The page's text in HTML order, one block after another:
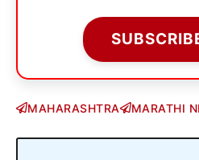
MAHARASHTRA MARATHI